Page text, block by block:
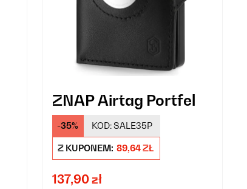
ZNAP Airtag Portfel
-35% KOD:SALE35P
Z KUPONEM: 89,64 ZŁ
137,90 zł